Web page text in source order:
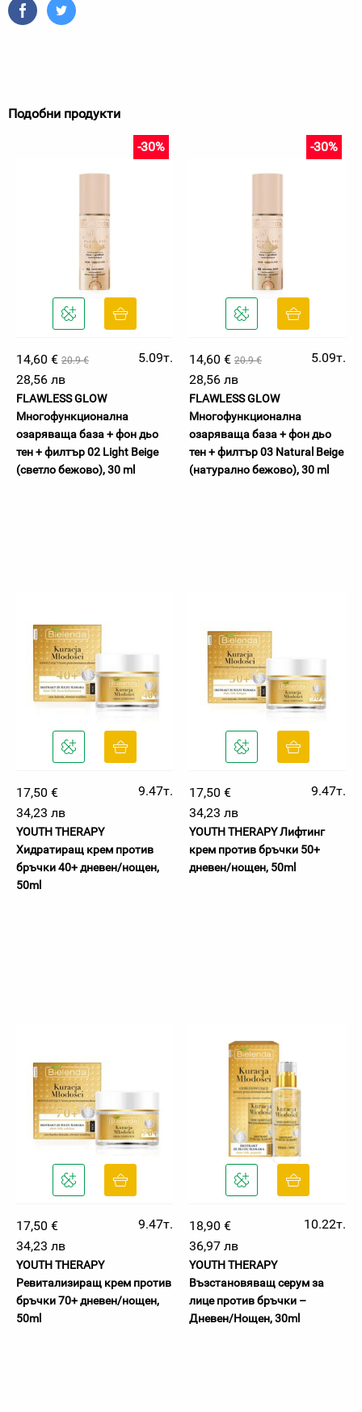
Подобни продукти
14,60 € 20.9 €
-30%
5.09т.
28,56 лв
FLAWLESS GLOW
Многофункционална
озаряваща база + фон дьо
тен + филтър 02 Light Beige
(светло бежово), 30 ml
14,60 € 20.9 €
-30%
5.09т.
28,56 лв
FLAWLESS GLOW
Многофункционална
озаряваща база + фон дьо
тен + филтър 03 Natural Beige
(натурално бежово), 30 ml
17,50 €
9.47т.
34,23 лв
YOUTH THERAPY
Хидратиращ крем против
бръчки 40+ дневен/нощен,
50ml
17,50 €
9.47т.
34,23 лв
YOUTH THERAPY Лифтинг
крем против бръчки 50+
дневен/нощен, 50ml
17,50 €
9.47т.
34,23 лв
YOUTH THERAPY
Ревитализиращ крем против
бръчки 70+ дневен/нощен,
50ml
18,90 €
10.22т.
36,97 лв
YOUTH THERAPY
Възстановяващ серум за
лице против бръчки –
Дневен/Нощен, 30ml